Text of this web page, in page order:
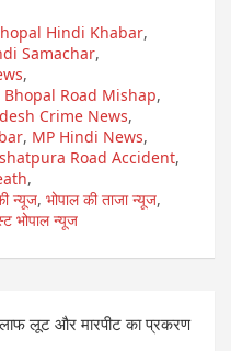
Hindi Khabar,
Samachar,
,
Bhopal Road Mishap,
Crime News,
, MP Hindi News,
Road Accident,
,
न्यूज, भोपाल की ताजा न्यूज,
भोपाल न्यूज
लूट और मारपीट का प्रकरण